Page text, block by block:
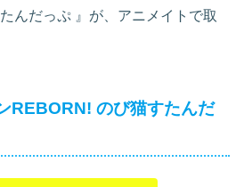
んだっぷ 』が、アニメイトで取
REBORN! のび猫すたんだ